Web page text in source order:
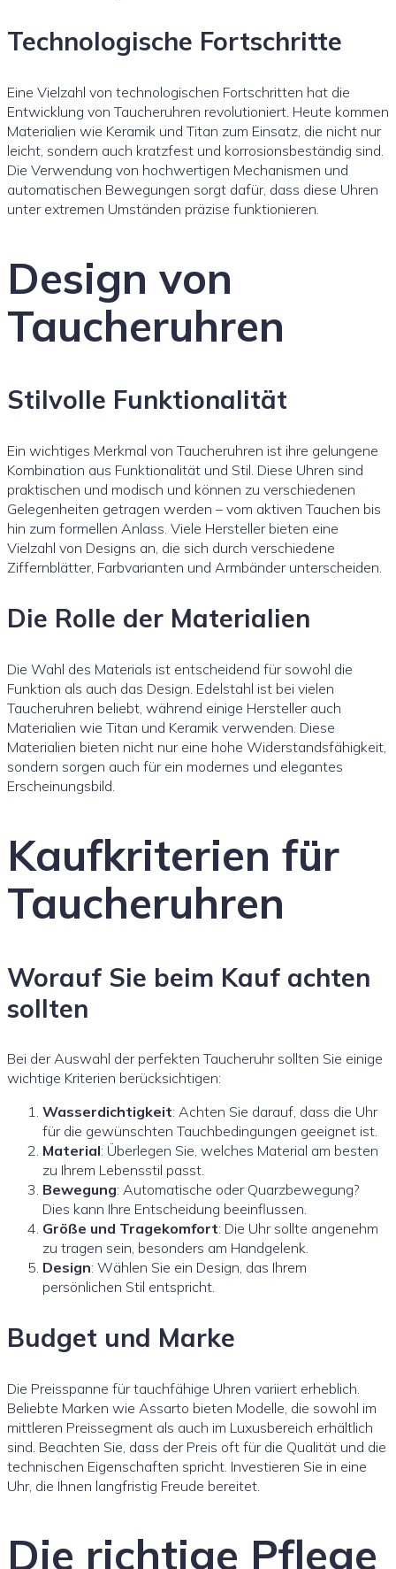
Technologische Fortschritte
Eine Vielzahl von technologischen Fortschritten hat die
Entwicklung von Taucheruhren revolutioniert. Heute kommen
Materialien wie Keramik und Titan zum Einsatz, die nicht nur
leicht, sondern auch kratzfest und korrosionsbeständig sind.
Die Verwendung von hochwertigen Mechanismen und
automatischen Bewegungen sorgt dafür, dass diese Uhren
unter extremen Umständen präzise funktionieren.
Design von
Taucheruhren
Stilvolle Funktionalität
Ein wichtiges Merkmal von Taucheruhren ist ihre gelungene
Kombination aus Funktionalität und Stil. Diese Uhren sind
praktischen und modisch und können zu verschiedenen
Gelegenheiten getragen werden – vom aktiven Tauchen bis
hin zum formellen Anlass. Viele Hersteller bieten eine
Vielzahl von Designs an, die sich durch verschiedene
Ziffernblätter, Farbvarianten und Armbänder unterscheiden.
Die Rolle der Materialien
Die Wahl des Materials ist entscheidend für sowohl die
Funktion als auch das Design. Edelstahl ist bei vielen
Taucheruhren beliebt, während einige Hersteller auch
Materialien wie Titan und Keramik verwenden. Diese
Materialien bieten nicht nur eine hohe Widerstandsfähigkeit,
sondern sorgen auch für ein modernes und elegantes
Erscheinungsbild.
Kaufkriterien für
Taucheruhren
Worauf Sie beim Kauf achten
sollten
Bei der Auswahl der perfekten Taucheruhr sollten Sie einige
wichtige Kriterien berücksichtigen:
Wasserdichtigkeit: Achten Sie darauf, dass die Uhr
für die gewünschten Tauchbedingungen geeignet ist.
Material: Überlegen Sie, welches Material am besten
zu Ihrem Lebensstil passt.
Bewegung: Automatische oder Quarzbewegung?
Dies kann Ihre Entscheidung beeinflussen.
Größe und Tragekomfort: Die Uhr sollte angenehm
zu tragen sein, besonders am Handgelenk.
Design: Wählen Sie ein Design, das Ihrem
persönlichen Stil entspricht.
Budget und Marke
Die Preisspanne für tauchfähige Uhren variiert erheblich.
Beliebte Marken wie Assarto bieten Modelle, die sowohl im
mittleren Preissegment als auch im Luxusbereich erhältlich
sind. Beachten Sie, dass der Preis oft für die Qualität und die
technischen Eigenschaften spricht. Investieren Sie in eine
Uhr, die Ihnen langfristig Freude bereitet.
Die richtige Pflege